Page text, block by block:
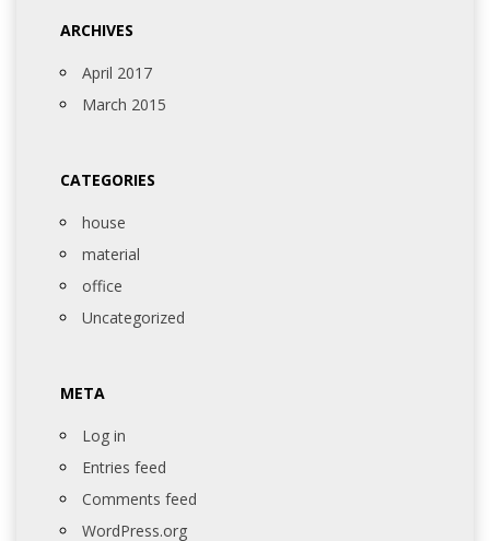
ARCHIVES
April 2017
March 2015
CATEGORIES
house
material
office
Uncategorized
META
Log in
Entries feed
Comments feed
WordPress.org